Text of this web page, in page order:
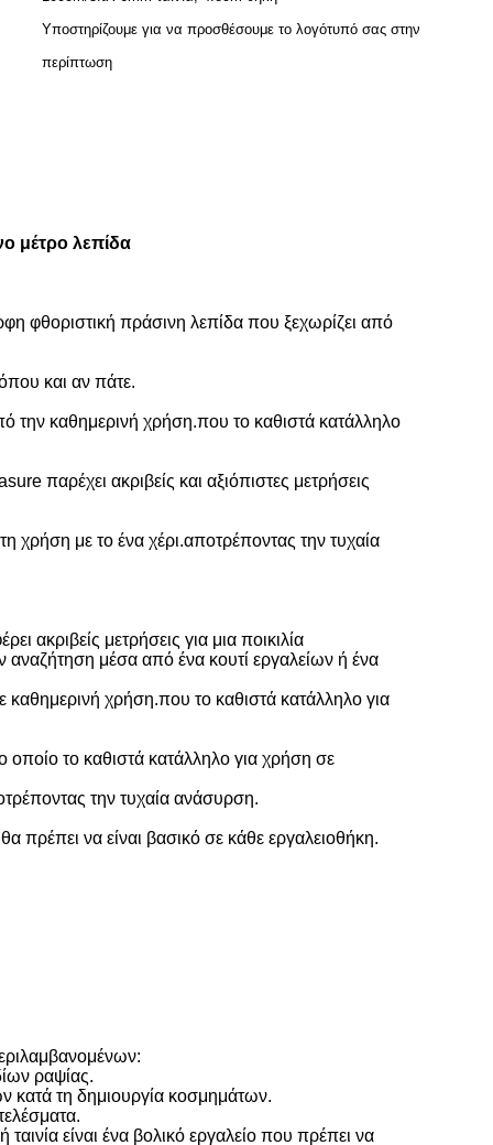
Υποστηρίζουμε για να προσθέσουμε το λογότυπό σας στην
περίπτωση
μέτρο λεπίδα
φθοριστική πράσινη λεπίδα που ξεχωρίζει από
και αν πάτε.
την καθημερινή χρήση.που το καθιστά κατάλληλο
παρέχει ακριβείς και αξιόπιστες μετρήσεις
χρήση με το ένα χέρι.αποτρέποντας την τυχαία
μετρήσεις για μια ποικιλία
αναζήτηση μέσα από ένα κουτί εργαλείων ή ένα
καθημερινή χρήση.που το καθιστά κατάλληλο για
οποίο το καθιστά κατάλληλο για χρήση σε
την τυχαία ανάσυρση.
πρέπει να είναι βασικό σε κάθε εργαλειοθήκη.
ραψίας.
κατά τη δημιουργία κοσμημάτων.
είναι ένα βολικό εργαλείο που πρέπει να